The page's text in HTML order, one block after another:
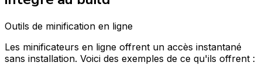
Outils de minification en ligne
Les minificateurs en ligne offrent un accès instantané
sans installation. Voici des exemples de ce qu'ils offrent :